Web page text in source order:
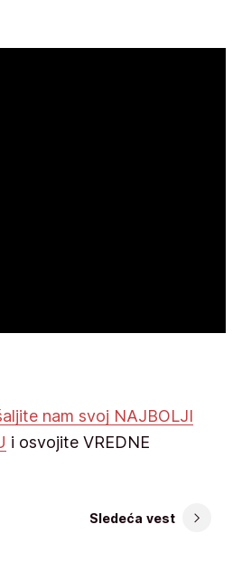
nam svoj NAJBOLJI
i osvojite VREDNE
Sledeća vest